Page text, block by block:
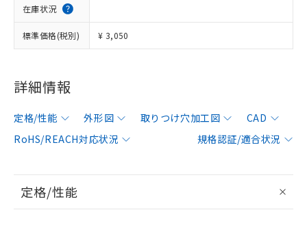
在庫状況
標準価格(税別) ¥ 3,050
詳細情報
定格/性能 外形図 取りつけ穴加工図
CAD
RoHS/REACH対応状況
規格認証/適合状況
定格/性能